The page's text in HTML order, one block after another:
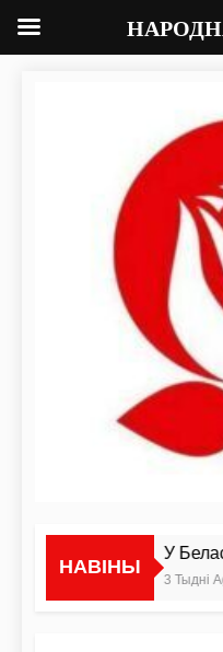
НАВІНЫ
У
3 Тыдні